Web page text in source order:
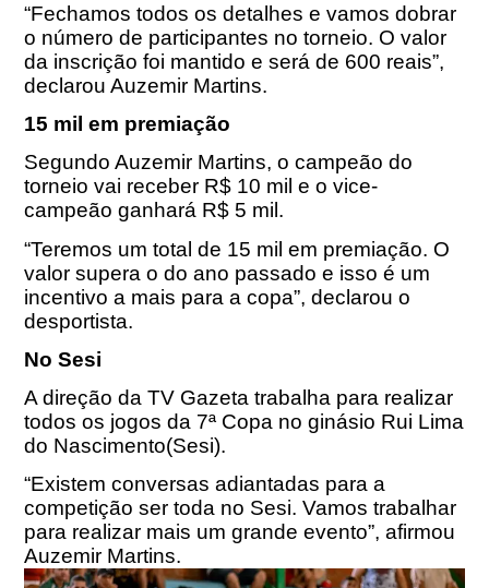
“Fechamos todos os detalhes e vamos dobrar
o número de participantes no torneio. O valor
da inscrição foi mantido e será de 600 reais”,
declarou Auzemir Martins.
15 mil em premiação
Segundo Auzemir Martins, o campeão do
torneio vai receber R$ 10 mil e o vice-
campeão ganhará R$ 5 mil.
“Teremos um total de 15 mil em premiação. O
valor supera o do ano passado e isso é um
incentivo a mais para a copa”, declarou o
desportista.
No Sesi
A direção da TV Gazeta trabalha para realizar
todos os jogos da 7ª Copa no ginásio Rui Lima
do Nascimento(Sesi).
“Existem conversas adiantadas para a
competição ser toda no Sesi. Vamos trabalhar
para realizar mais um grande evento”, afirmou
Auzemir Martins.